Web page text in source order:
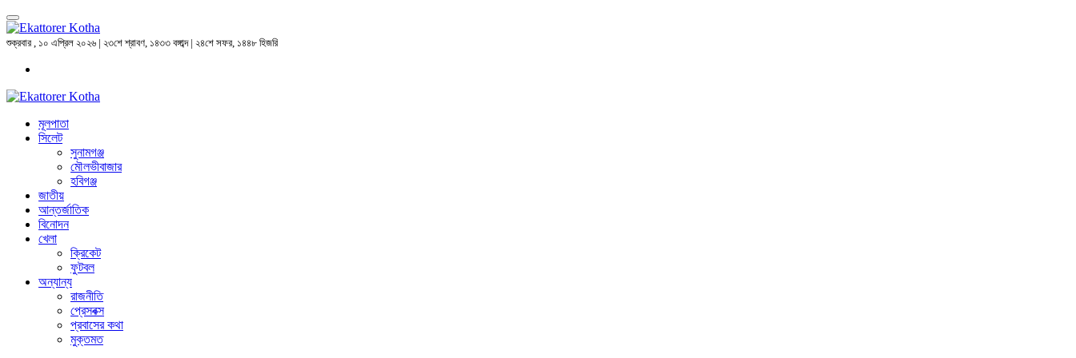
শুক্রবার , ১০ এপ্রিল ২০২৬ | ২৩শে শ্রাবণ, ১৪৩৩ বঙ্গাব্দ | ২৪শে সফর, ১৪৪৮ হিজরি
মূলপাতা
সিলেট
সুনামগঞ্জ
মৌলভীবাজার
হবিগঞ্জ
জাতীয়
আন্তর্জাতিক
বিনোদন
খেলা
ক্রিকেট
ফুটবল
অন্যান্য
রাজনীতি
প্রেসবক্স
প্রবাসের কথা
মুক্তমত